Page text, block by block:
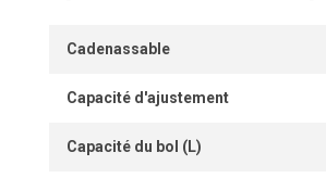
Cadenassable
Capacité d'ajustement
Capacité du bol (L)